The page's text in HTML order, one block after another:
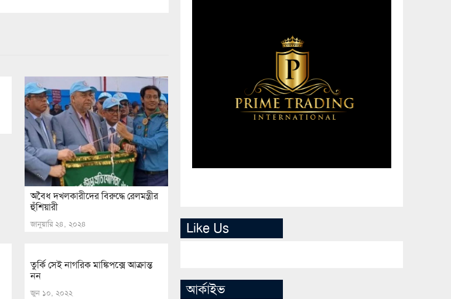
অবৈধ দখলকারীদের বিরুদ্ধে রেলমন্ত্রীর
হুঁশিয়ারী
জানুয়ারি ২৪, ২০২৪
তুর্কি সেই নাগরিক মাঙ্কিপক্সে আক্রান্ত
নন
জুন ১০, ২০২২
Like Us
আর্কাইভ